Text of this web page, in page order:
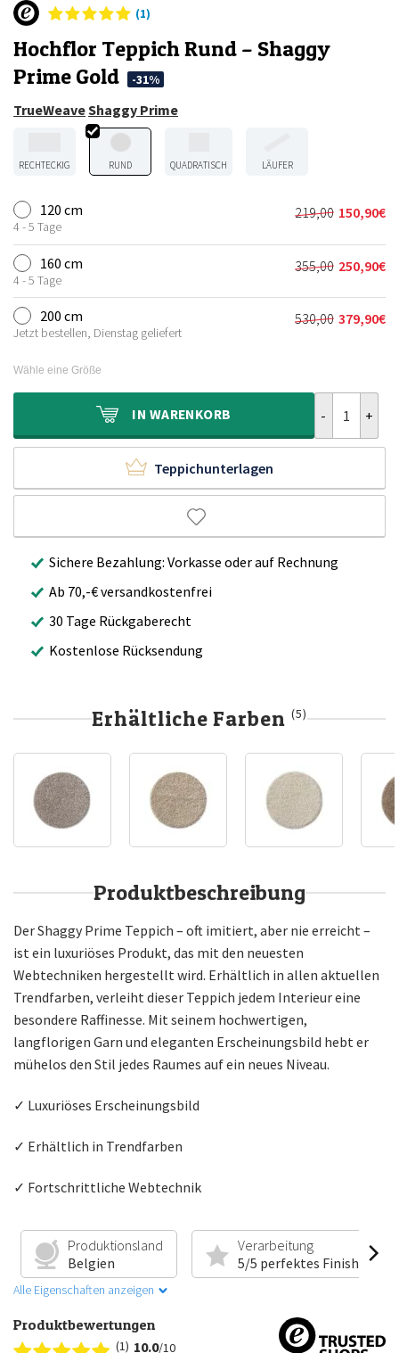
(1)
Hochflor Teppich Rund – Shaggy
Prime Gold
-31%
TrueWeaveShaggy Prime
RECHTECKIG RUND QUADRATISCH LÄUFER
120 cm
4 - 5 Tage
219,00
Preis
war:
219,00€
150,90€
Aktueller
Preis
ist:
150,90€.
160 cm
4 - 5 Tage
355,00
Preis
war:
355,00€
250,90€
Aktueller
Preis
ist:
250,90€.
200 cm
Jetzt bestellen, Dienstag geliefert
530,00 379,90€
Aktueller
Wähle eine Größe
IN WARENKORB
Teppichunterlagen
Sichere Bezahlung: Vorkasse oder auf Rechnung
Ab 70,-€ versandkostenfrei
30 Tage Rückgaberecht
Kostenlose Rücksendung
Erhältliche Farben(5)
Produktbeschreibung
Der Shaggy Prime Teppich – oft imitiert, aber nie erreicht –
ist ein luxuriöses Produkt, das mit den neuesten
Webtechniken hergestellt wird. Erhältlich in allen aktuellen
Trendfarben, verleiht dieser Teppich jedem Interieur eine
besondere Raffinesse. Mit seinem hochwertigen,
langflorigen Garn und eleganten Erscheinungsbild hebt er
mühelos den Stil jedes Raumes auf ein neues Niveau.
✓ Luxuriöses Erscheinungsbild
✓ Erhältlich in Trendfarben
✓ Fortschrittliche Webtechnik
Produktionsland
Belgien
Verarbeitung
5/5 perfektes Finish
Alle Eigenschaften anzeigen
Produktbewertungen
(1) 10.0/10